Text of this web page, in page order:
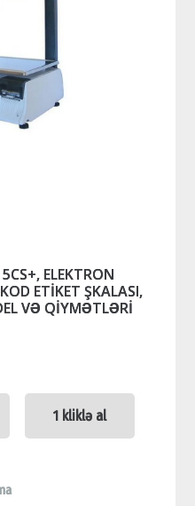
ELEKTRON
ETİKET ŞKALASI,
VƏ QİYMƏTLƏRİ
1 kliklə al